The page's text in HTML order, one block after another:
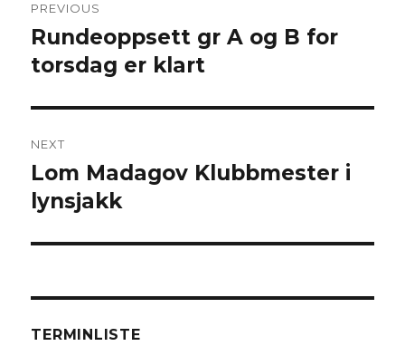
navigation
PREVIOUS
Previous
post:
Rundeoppsett gr A og B for
torsdag er klart
NEXT
Next
post:
Lom Madagov Klubbmester i
lynsjakk
TERMINLISTE